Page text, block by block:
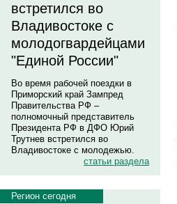
встретился во
Владивостоке с
молодогвардейцами
"Единой России"
Во время рабочей поездки в
Приморский край Зампред
Правительства РФ –
полномочный представитель
Президента РФ в ДФО Юрий
Трутнев встретился во
Владивостоке с молодежью.
статьи раздела
Регион сегодня